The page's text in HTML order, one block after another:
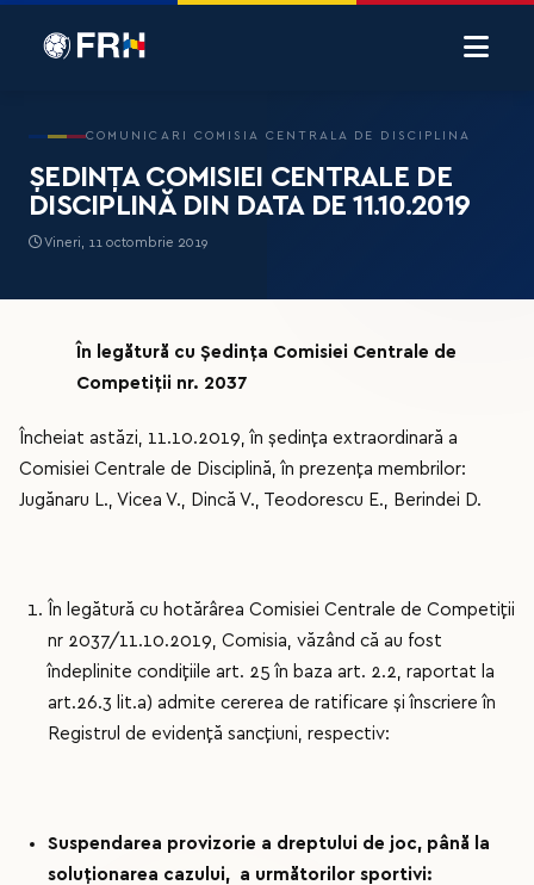
COMUNICARI COMISIA CENTRALA DE DISCIPLINA
ȘEDINȚA COMISIEI CENTRALE DE
DISCIPLINĂ DIN DATA DE 11.10.2019
Vineri, 11 octombrie 2019
În legătură cu Ședința Comisiei Centrale de
Competiții nr. 2037
Încheiat astăzi, 11.10.2019, în ședința extraordinară a
Comisiei Centrale de Disciplină, în prezența membrilor:
Jugănaru L., Vicea V., Dincă V., Teodorescu E., Berindei D.
În legătură cu hotărârea Comisiei Centrale de Competiții
nr 2037/11.10.2019, Comisia, văzând că au fost
îndeplinite condițiile art. 25 în baza art. 2.2, raportat la
art.26.3 lit.a) admite cererea de ratificare și înscriere în
Registrul de evidență sancțiuni, respectiv:
Suspendarea provizorie a dreptului de joc, până la
soluționarea cazului, a următorilor sportivi: